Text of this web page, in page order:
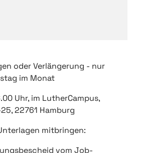
oder Verlängerung - nur
im Monat
Uhr, im LutherCampus,
22761 Hamburg
mitbringen:
vom Job-